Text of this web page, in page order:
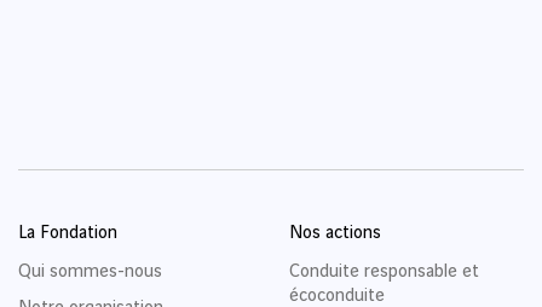
La Fondation
Qui sommes-nous
Nos actions
Conduite responsable et
écoconduite